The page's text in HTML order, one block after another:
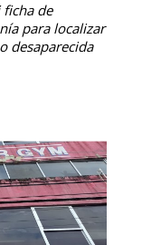
ficha de
para localizar
desaparecida